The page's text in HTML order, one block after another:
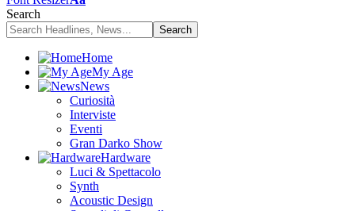
Search
Home
My Age
News
Curiosità
Interviste
Eventi
Gran Darko Show
Hardware
Luci & Spettacolo
Synth
Acoustic Design